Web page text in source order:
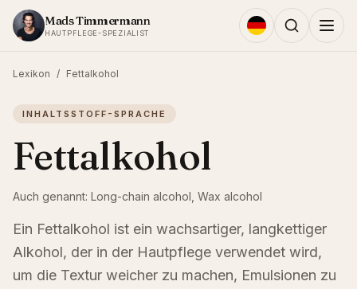
Zum Inhalt springen
Mads Timmermann
HAUTPFLEGE-SPEZIALIST
Lexikon / Fettalkohol
INHALTSSTOFF-SPRACHE
Fettalkohol
Auch genannt: Long-chain alcohol, Wax alcohol
Ein Fettalkohol ist ein wachsartiger, langkettiger
Alkohol, der in der Hautpflege verwendet wird,
um die Textur weicher zu machen, Emulsionen zu